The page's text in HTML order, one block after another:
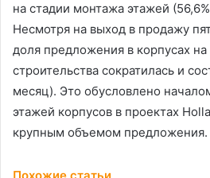
на стадии монтажа этажей
Несмотря на выход в продажу
доля предложения в корпусах
строительства сократилась и
месяц). Это обусловлено
этажей корпусов в проектах
крупным объемом предложения.